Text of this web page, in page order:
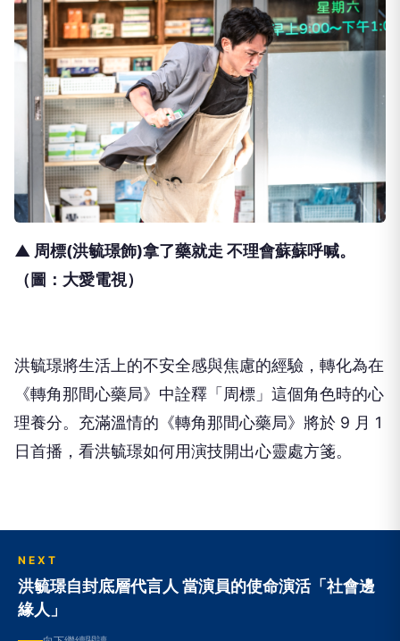
▲ 周標(洪毓璟飾)拿了藥就走 不理會蘇蘇呼喊。
（圖：大愛電視）
洪毓璟將生活上的不安全感與焦慮的經驗，轉化為在
《轉角那間心藥局》中詮釋「周標」這個角色時的心
理養分。充滿溫情的《轉角那間心藥局》將於 9 月 1
日首播，看洪毓璟如何用演技開出心靈處方箋。
NEXT
洪毓璟自封底層代言人 當演員的使命演活「社會邊
緣人」